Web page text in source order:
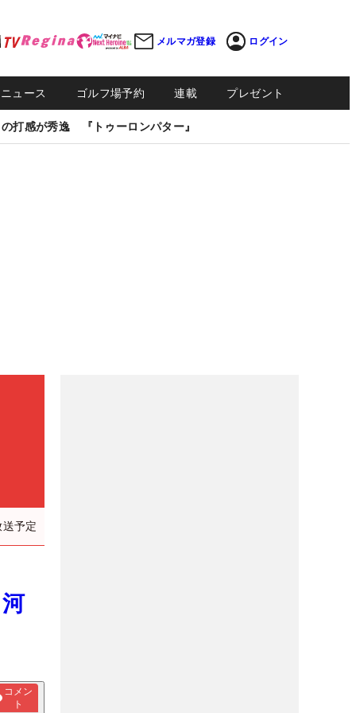
メルマガ登録 ログイン
ュース ゴルフ場予約 連載 プレゼント
打感が秀逸 『トゥーロンパター』
予定
コメン
ト